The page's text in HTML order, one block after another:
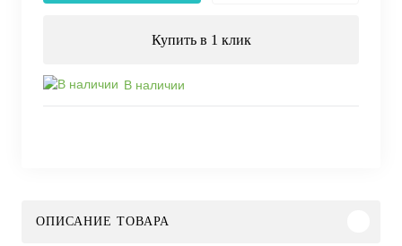
Купить в 1 клик
В наличии
ОПИСАНИЕ ТОВАРА